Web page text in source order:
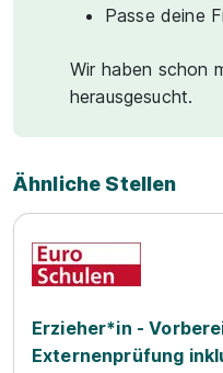
Passe deine
Wir haben schon
herausgesucht.
Ähnliche Stellen
Erzieher*in -
Externenprüfung